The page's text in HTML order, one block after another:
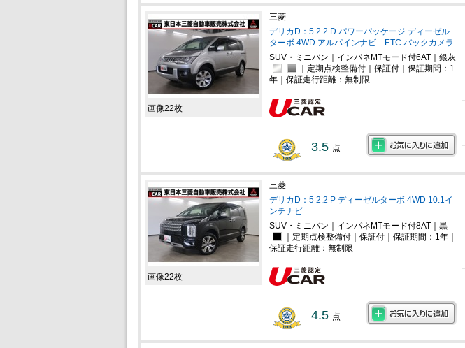
画像22枚
三菱
デリカD：5 2.2 D パワーパッケージ ディーゼル
ターボ 4WD アルパインナビ ETC バックカメラ
SUV・ミニバン｜インパネMTモード付6AT｜銀灰
｜定期点検整備付｜保証付｜保証期間：1
年｜保証走行距離：無制限
3.5 点
画像22枚
三菱
デリカD：5 2.2 P ディーゼルターボ 4WD 10.1イ
ンチナビ
SUV・ミニバン｜インパネMTモード付8AT｜黒
｜定期点検整備付｜保証付｜保証期間：1年｜
保証走行距離：無制限
4.5 点